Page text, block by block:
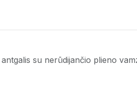
su nerūdijančio plieno